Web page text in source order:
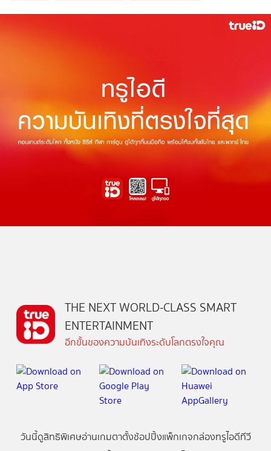
THE NEXT WORLD-CLASS SMART
ENTERTAINMENT
อีกขั้นของความบันเทิงระดับโลกตรงใจคุณ
วันนี้ดูสิทธิพิเศษอ่านเกมตาตั้งช้อปปิ้งแพ็กเกจกล่องทรูไอดีทีวี